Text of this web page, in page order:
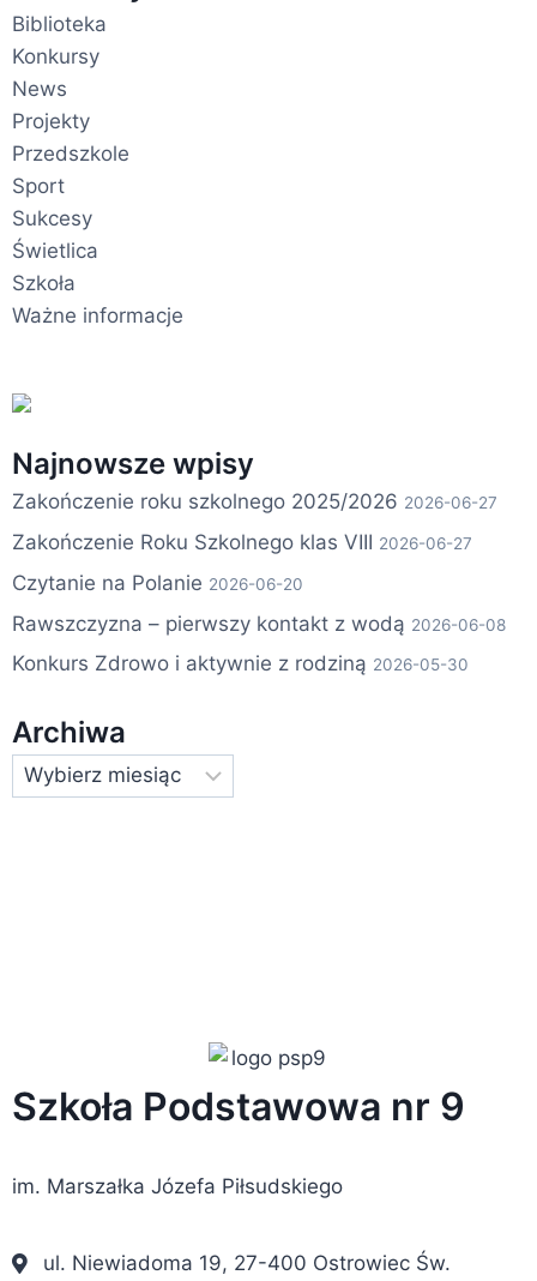
Biblioteka
Konkursy
News
Projekty
Przedszkole
Sport
Sukcesy
Świetlica
Szkoła
Ważne informacje
Najnowsze wpisy
Zakończenie roku szkolnego 2025/2026 2026-06-27
Zakończenie Roku Szkolnego klas VIII 2026-06-27
Czytanie na Polanie 2026-06-20
Rawszczyzna – pierwszy kontakt z wodą 2026-06-08
Konkurs Zdrowo i aktywnie z rodziną 2026-05-30
Archiwa
Szkoła Podstawowa nr 9
im. Marszałka Józefa Piłsudskiego
ul. Niewiadoma 19, 27-400 Ostrowiec Św.